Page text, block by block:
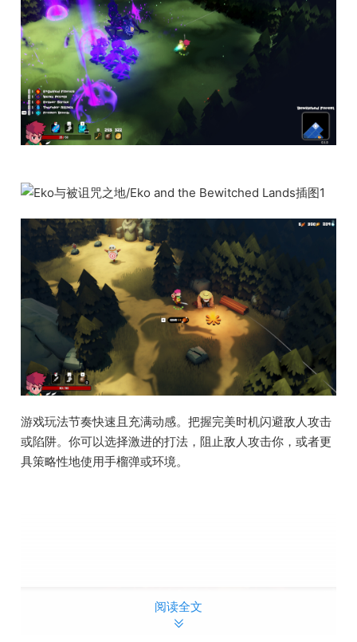
游戏玩法节奏快速且充满动感。把握完美时机闪避敌人攻击
或陷阱。你可以选择激进的打法，阻止敌人攻击你，或者更
具策略性地使用手榴弹或环境。
阅读全文